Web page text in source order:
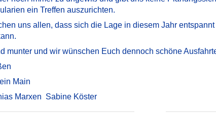
ein Treffen auszurichten.
uns allen, dass sich die Lage in diesem Jahr
munter und wir wünschen Euch dennoch schöne
Main
Marxen Sabine Köster